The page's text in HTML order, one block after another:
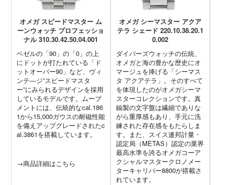
オメガ スピードマスター ム
ーンウォッチ プロフェッショ
ナル 310.30.42.50.04.001
ベゼルの「90」の「0」の上
にドットが打たれている「ド
ットオーバー90」など、ヴィ
ンテ―ジ”スピードマスタ
ー”にみられるデザインを採用
しているモデルです。ムーブ
メントには、伝統的なcal.186
1から15,000ガウスの耐磁性能
を備えアップグレードされたc
al.3861を搭載しています。
→商品詳細はこちら
オメガ シーマスター アクア
テラ シェード 220.10.38.20.1
0.002
ダイバーズウォッチの伝統、
オメガと海の豊かな歴史にオ
マージュを捧げる「シーマス
タ アクアテラ」。そのすべて
を体現したのがオメガシーマ
スターコレクションです。真
鍮製の文字盤は繊細でありな
がら重厚感もあり、手元に洗
練された存在感をもたらしま
す。また、スイス連邦計量・
認定局（METAS）認定の業界
最高水準を誇るオメガコーア
クシャルマスタークロノメー
ターキャリバー8800が搭載さ
れています。